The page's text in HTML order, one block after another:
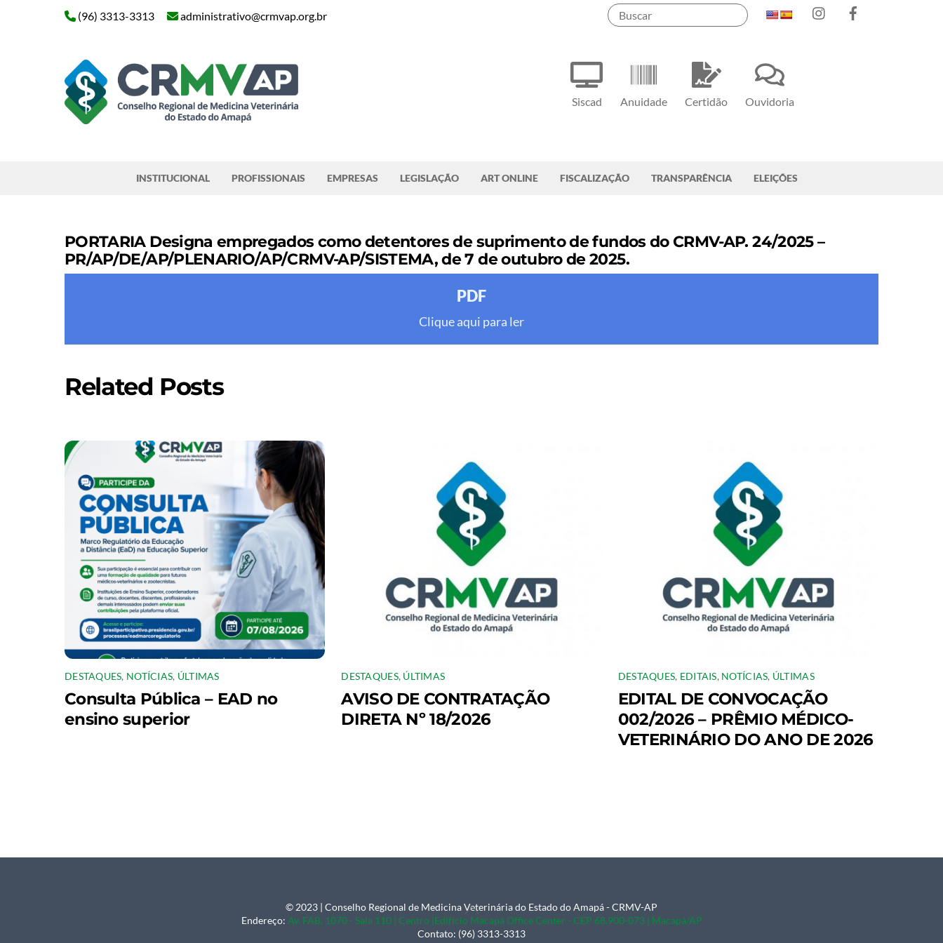
Siscad Anuidade Certidão Ouvidoria
Instagram
(96) 3313-3313
administrativo@crmvap.org.br
INSTITUCIONAL PROFISSIONAIS EMPRESAS LEGISLAÇÃO ART ONLINE FISCALIZAÇÃO TRANSPARÊNCIA ELEIÇÕES
PORTARIA Designa empregados como detentores de suprimento de fundos do CRMV-AP. 24/2025 –
PR/AP/DE/AP/PLENARIO/AP/CRMV-AP/SISTEMA, de 7 de outubro de 2025.
PDF
Clique aqui para ler
Related Posts
DESTAQUES, NOTÍCIAS, ÚLTIMAS
Consulta Pública – EAD no
ensino superior
DESTAQUES, ÚLTIMAS
AVISO DE CONTRATAÇÃO
DIRETA Nº 18/2026
DESTAQUES, EDITAIS, NOTÍCIAS, ÚLTIMAS
EDITAL DE CONVOCAÇÃO
002/2026 – PRÊMIO MÉDICO-
VETERINÁRIO DO ANO DE 2026
Back
To
© 2023 | Conselho Regional de Medicina Veterinária do Estado do Amapá - CRMV-AP
Endereço: Av. FAB, 1070 - Sala 110 | Centro |Edifício Macapá Office Center - CEP 68.900-073 | Macapá/AP
Contato: (96) 3313-3313